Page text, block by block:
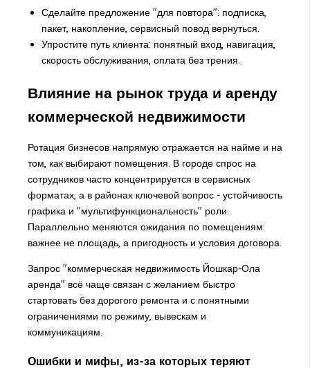
Сделайте предложение "для повтора": подписка,
пакет, накопление, сервисный повод вернуться.
Упростите путь клиента: понятный вход, навигация,
скорость обслуживания, оплата без трения.
Влияние на рынок труда и аренду
коммерческой недвижимости
Ротация бизнесов напрямую отражается на найме и на
том, как выбирают помещения. В городе спрос на
сотрудников часто концентрируется в сервисных
форматах, а в районах ключевой вопрос - устойчивость
графика и "мультифункциональность" роли.
Параллельно меняются ожидания по помещениям:
важнее не площадь, а пригодность и условия договора.
Запрос "коммерческая недвижимость Йошкар-Ола
аренда" всё чаще связан с желанием быстро
стартовать без дорогого ремонта и с понятными
ограничениями по режиму, вывескам и
коммуникациям.
Ошибки и мифы, из-за которых теряют